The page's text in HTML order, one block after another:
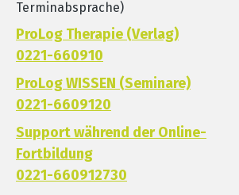
Terminabsprache)
ProLog Therapie (Verlag)
0221-660910
ProLog WISSEN (Seminare)
0221-6609120
Support während der Online-
Fortbildung
0221-660912730